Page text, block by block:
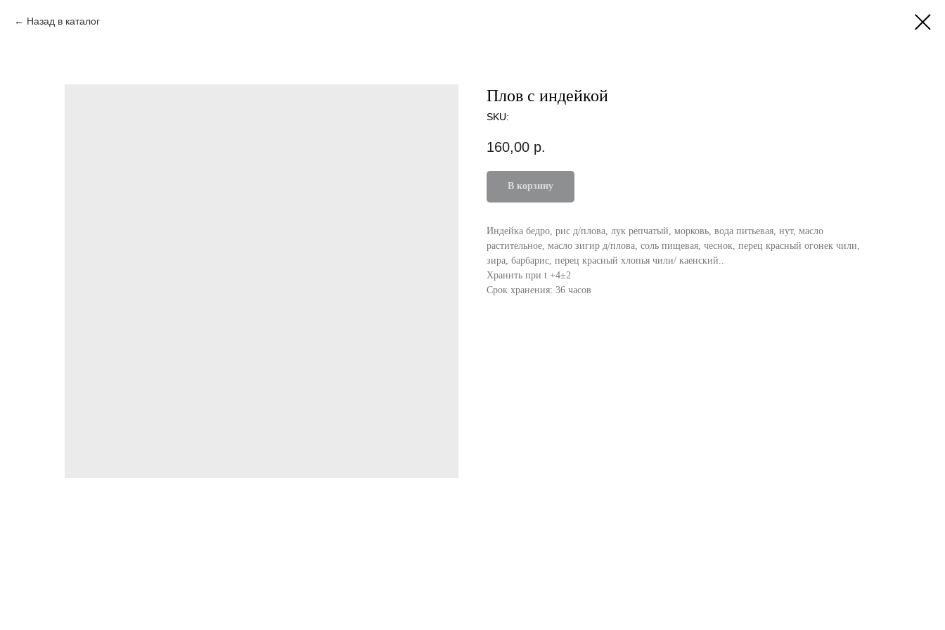
Назад в каталог
Плов с индейкой
SKU:
160,00 р.
В корзину
Индейка бедро, рис д/плова, лук репчатый, морковь, вода питьевая, нут, масло
растительное, масло зигир д/плова, соль пищевая, чеснок, перец красный огонек чили,
зира, барбарис, перец красный хлопья чили/ каенский..
Хранить при t +4±2
Срок хранения: 36 часов